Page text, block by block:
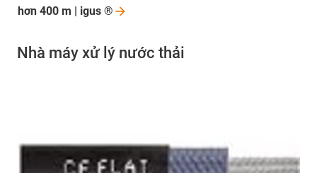
hơn 400 m | igus ®
Nhà máy xử lý nước thải